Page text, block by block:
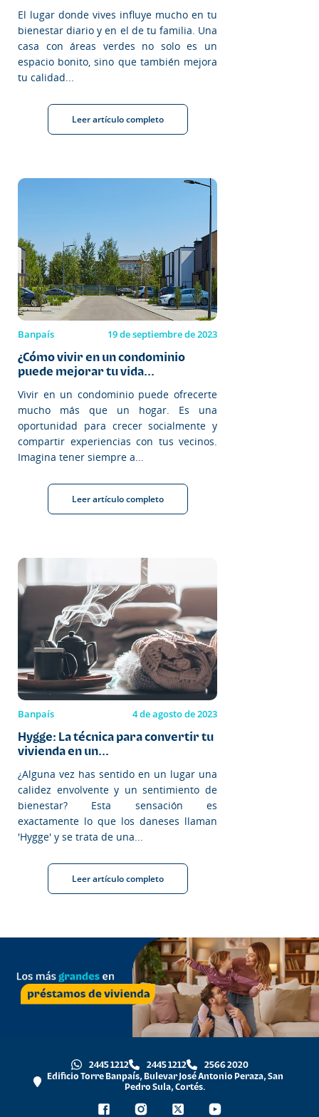
El lugar donde vives influye mucho en tu
bienestar diario y en el de tu familia. Una
casa con áreas verdes no solo es un
espacio bonito, sino que también mejora
tu calidad...
Leer artículo completo
Banpaís 19 de septiembre de 2023
¿Cómo vivir en un condominio
puede mejorar tu vida...
Vivir en un condominio puede ofrecerte
mucho más que un hogar. Es una
oportunidad para crecer socialmente y
compartir experiencias con tus vecinos.
Imagina tener siempre a...
Leer artículo completo
Banpaís 4 de agosto de 2023
Hygge: La técnica para convertir tu
vivienda en un...
¿Alguna vez has sentido en un lugar una
calidez envolvente y un sentimiento de
bienestar? Esta sensación es
exactamente lo que los daneses llaman
'Hygge' y se trata de una...
Leer artículo completo
2445 1212 2445 1212
2566 2020
Edificio Torre Banpaís, Bulevar José Antonio Peraza, San
Pedro Sula, Cortés.